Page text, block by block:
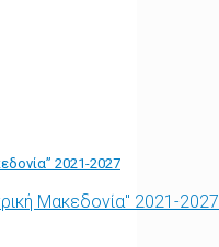
2021-2027
Μακεδονία" 2021-2027